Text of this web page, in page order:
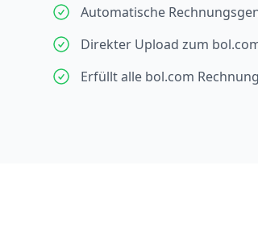
Automatische
Direkter Upload zum
Erfüllt alle bol.com